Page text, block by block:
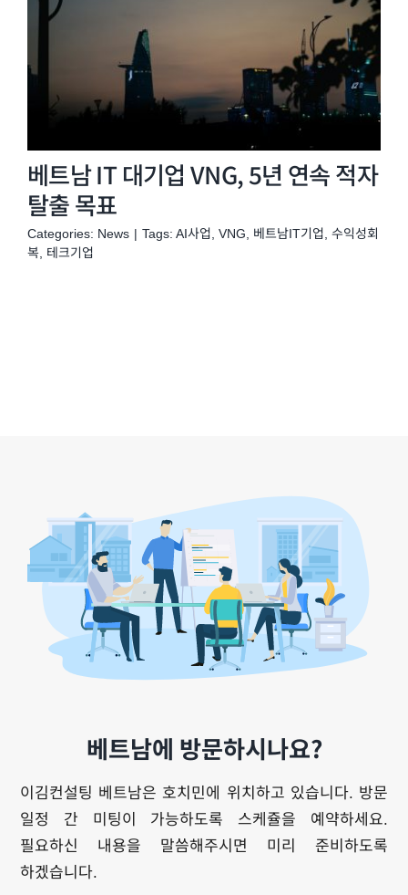
베트남 IT 대기업 VNG, 5년 연속 적자
탈출 목표
Categories: News | Tags: AI사업 VNG 베트남IT기업
수익성회
복, 테크기업
베트남에 방문하시나요?
이김컨설팅 베트남은 호치민에 위치하고 있습니다. 방문
일정 간 미팅이 가능하도록 스케쥴을 예약하세요.
필요하신 내용을 말씀해주시면 미리 준비하도록
하겠습니다.